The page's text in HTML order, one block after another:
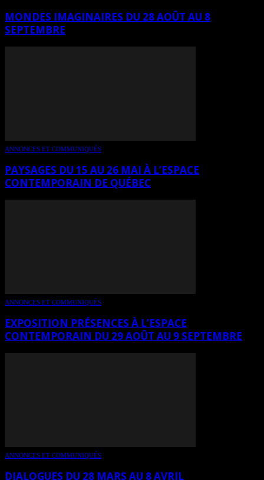
MONDES IMAGINAIRES DU 28 AOÛT AU 8
SEPTEMBRE
ANNONCES ET COMMUNIQUÉS
PAYSAGES DU 15 AU 26 MAI À L’ESPACE
CONTEMPORAIN DE QUÉBEC
ANNONCES ET COMMUNIQUÉS
EXPOSITION PRÉSENCES À L’ESPACE
CONTEMPORAIN DU 29 AOÛT AU 9 SEPTEMBRE
ANNONCES ET COMMUNIQUÉS
DIALOGUES DU 28 MARS AU 8 AVRIL